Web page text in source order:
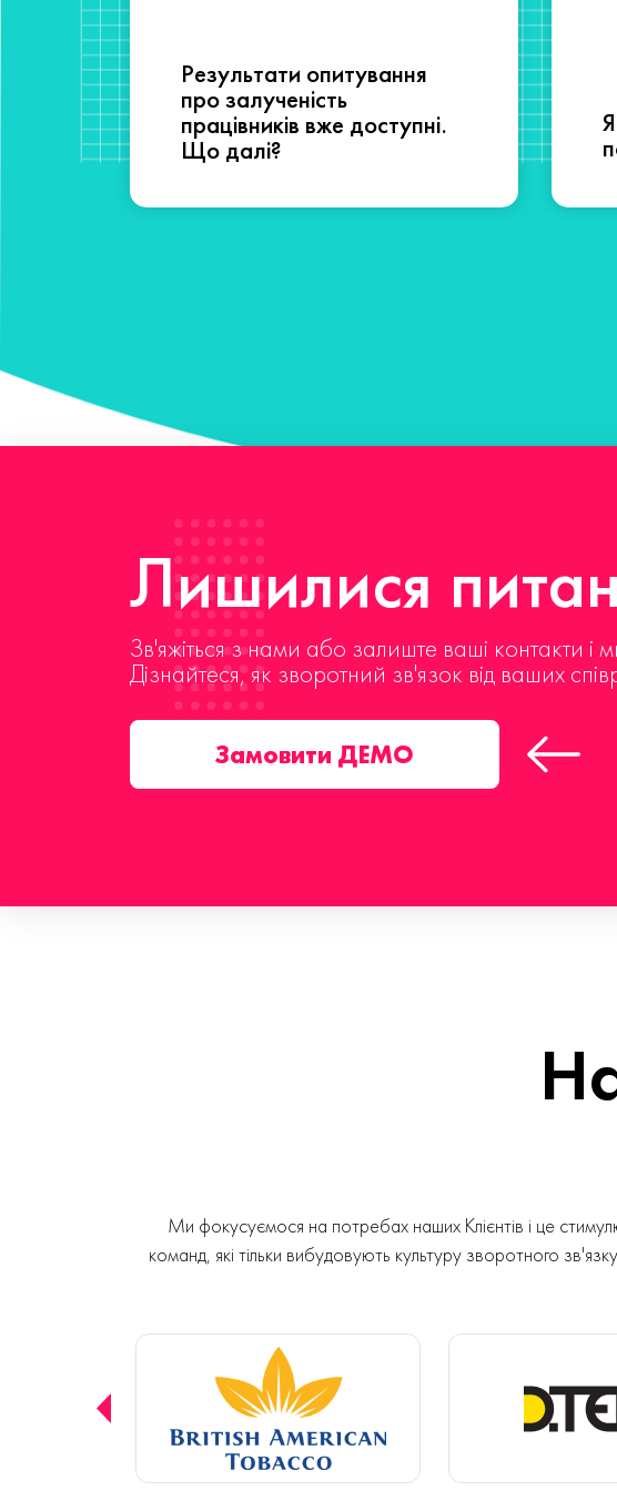
Результати опитування
про залученість
працівників вже доступні.
Що далі?
Лишилися
Зв'яжіться з нами або залиште ваші контакти і
Дізнайтеся, як зворотний зв'язок від ваших
Замовити ДЕМО
Ми фокусуємося на потребах наших Клієнтів і це
команд, які тільки вибудовують культуру зворотного